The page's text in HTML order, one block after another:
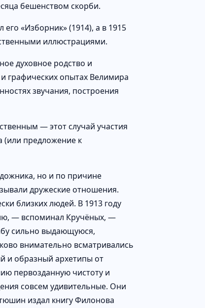
бешенством скорби.
«Изборник» (1914), а в 1915
иллюстрациями.
духовное родство и
графических опытах Велимира
звучания, построения
— этот случай участия
(или предложение к
но и по причине
дружеские отношения.
близких людей. В 1913 году
— вспоминал Кручёных, —
сильно выдающуюся,
внимательно всматривались
и образный архетипы от
первозданную чистоту и
совсем удивительные. Они
издал книгу Филонова